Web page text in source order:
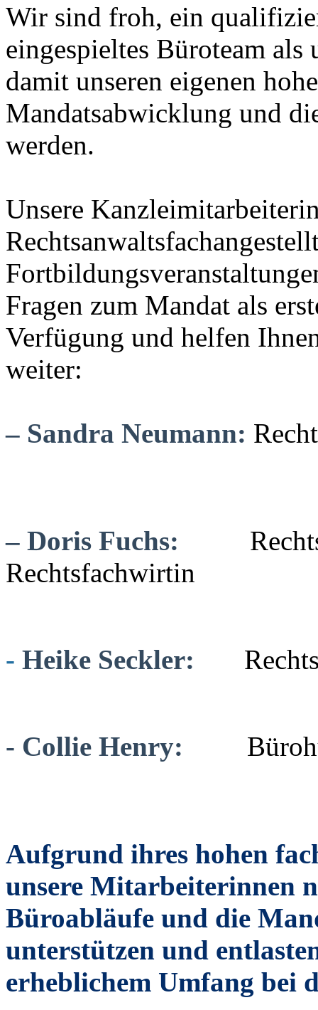
Wir sind froh, ein
eingespieltes Büroteam als
damit unseren eigenen
Mandatsabwicklung und
werden.
Unsere
Fragen zum Mandat als
Verfügung und helfen
weiter:
– Sandra Neumann:
– Doris Fuchs:
Rechtsfachwirtin
- Heike Seckler:
- Collie Henry:
Aufgrund ihres hohen
unsere Mitarbeiterinnen
Büroabläufe und die
unterstützen und
erheblichem Umfang bei